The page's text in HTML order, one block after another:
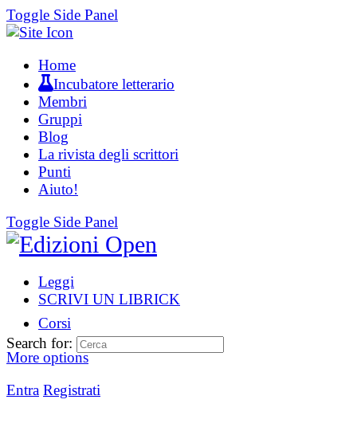
Toggle Side Panel
Home
Incubatore letterario
Membri
Gruppi
Blog
La rivista degli scrittori
Punti
Aiuto!
Toggle Side Panel
Leggi
SCRIVI UN LIBRICK
Corsi
More options
Entra Registrati
Search for: